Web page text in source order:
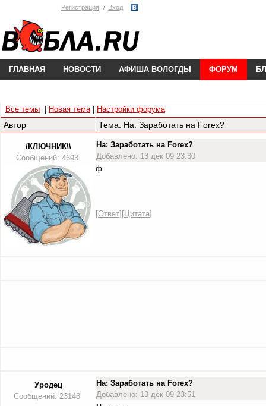
Регистрация Вход
ГЛАВНАЯ НОВОСТИ АФИША ВОЛОГДЫ ФОРУМ
Все темы Новая тема| Настройки форума
Автор Тема: На: Заработать на Forex?
/КЛЮЧНИК\\
Сообщений: 4693
На: Заработать на Forex?
Добавлено: 13 дек 09 23:30
ф
[Ответ][Цитата]
Уродец
Сообщений: 23143
На: Заработать на Forex?
Добавлено: 13 дек 09 23:51